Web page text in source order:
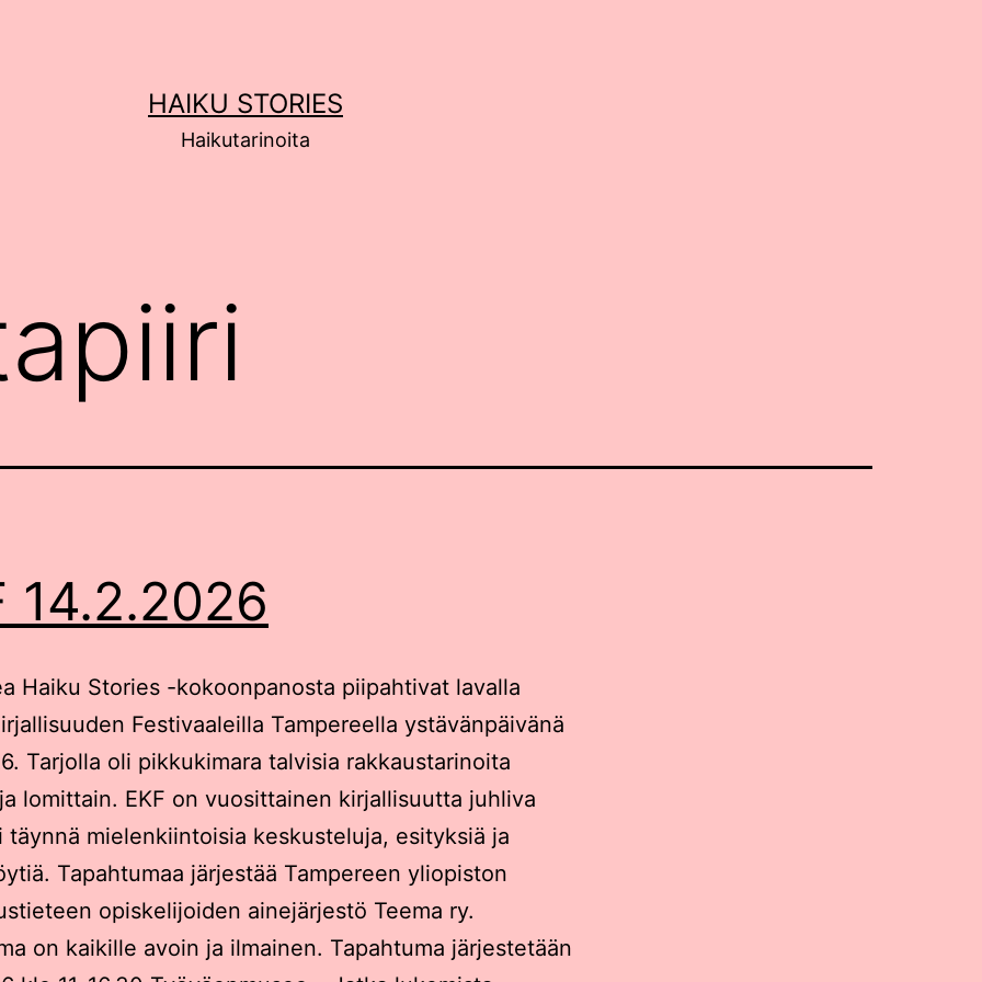
HAIKU STORIES
Haikutarinoita
14.2.2026
Haiku Stories -kokoonpanosta piipahtivat lavalla
Festivaaleilla Tampereella ystävänpäivänä
Tarjolla oli pikkukimara talvisia rakkaustarinoita
lomittain. EKF on vuosittainen kirjallisuutta juhliva
täynnä mielenkiintoisia keskusteluja, esityksiä ja
Tapahtumaa järjestää Tampereen yliopiston
opiskelijoiden ainejärjestö Teema ry.
on kaikille avoin ja ilmainen. Tapahtuma järjestetään